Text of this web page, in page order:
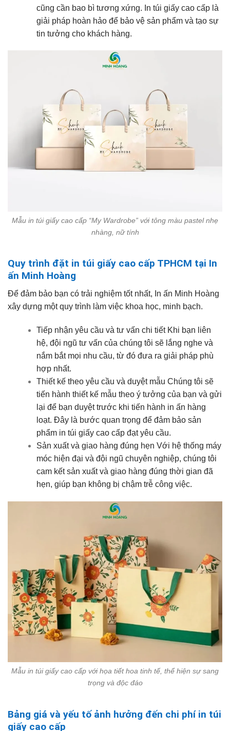
cũng cần bao bì tương xứng. In túi giấy cao cấp là
giải pháp hoàn hảo để bảo vệ sản phẩm và tạo sự
tin tưởng cho khách hàng.
Mẫu in túi giấy cao cấp “My Wardrobe” với tông màu pastel nhẹ
nhàng, nữ tính
Quy trình đặt in túi giấy cao cấp TPHCM tại In
ấn Minh Hoàng
Để đảm bảo bạn có trải nghiệm tốt nhất, In ấn Minh Hoàng
xây dựng một quy trình làm việc khoa học, minh bạch.
Tiếp nhận yêu cầu và tư vấn chi tiết Khi bạn liên
hệ, đội ngũ tư vấn của chúng tôi sẽ lắng nghe và
nắm bắt mọi nhu cầu, từ đó đưa ra giải pháp phù
hợp nhất.
Thiết kế theo yêu cầu và duyệt mẫu Chúng tôi sẽ
tiến hành thiết kế mẫu theo ý tưởng của bạn và gửi
lại để bạn duyệt trước khi tiến hành in ấn hàng
loạt. Đây là bước quan trọng để đảm bảo sản
phẩm in túi giấy cao cấp đạt yêu cầu.
Sản xuất và giao hàng đúng hẹn Với hệ thống máy
móc hiện đại và đội ngũ chuyên nghiệp, chúng tôi
cam kết sản xuất và giao hàng đúng thời gian đã
hẹn, giúp bạn không bị chậm trễ công việc.
Mẫu in túi giấy cao cấp với họa tiết hoa tinh tế, thể hiện sự sang
trọng và độc đáo
Bảng giá và yếu tố ảnh hưởng đến chi phí in túi
giấy cao cấp